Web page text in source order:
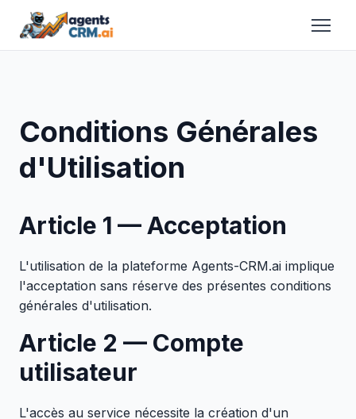
Conditions Générales
d'Utilisation
Article 1 — Acceptation
L'utilisation de la plateforme Agents-CRM.ai implique
l'acceptation sans réserve des présentes conditions
générales d'utilisation.
Article 2 — Compte
utilisateur
L'accès au service nécessite la création d'un